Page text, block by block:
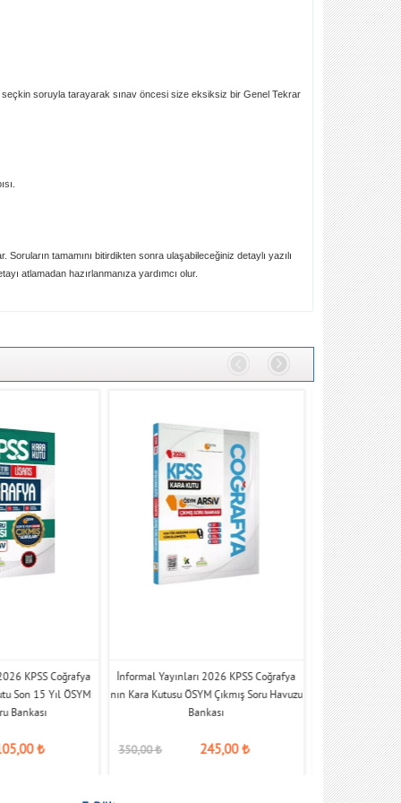
seçkin soruyla tarayarak sınav öncesi size eksiksiz bir Genel Tekrar
tamamını bitirdikten sonra ulaşabileceğiniz detaylı yazılı
atlamadan hazırlanmanıza yardımcı olur.
KPSS Coğrafya
Son 15 Yıl ÖSYM
Bankası
₺
İnformal Yayınları 2026 KPSS Coğrafya
nın Kara Kutusu ÖSYM Çıkmış Soru Havuzu
Bankası
350,00₺ 245,00₺
Paraf Yayınları
549,00₺